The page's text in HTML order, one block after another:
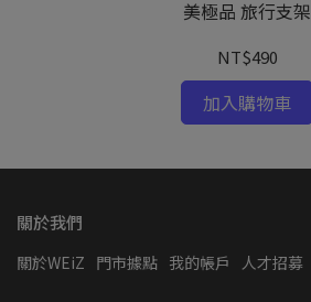
美極品 旅行支架
NT$490
加入購物車
關於我們
關於WEiZ 門市據點 我的帳戶 人才招募